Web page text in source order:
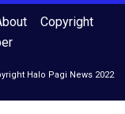
Copyright
Halo Pagi News 2022